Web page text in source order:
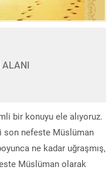
ALANI
bir konuyu ele alıyoruz.
son nefeste Müslüman
ne kadar uğraşmış,
Müslüman olarak